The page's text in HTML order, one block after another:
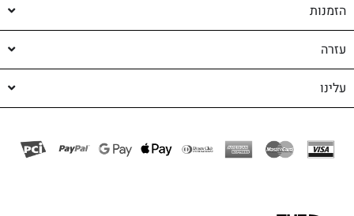
הזמנות
עזרה
עלינו